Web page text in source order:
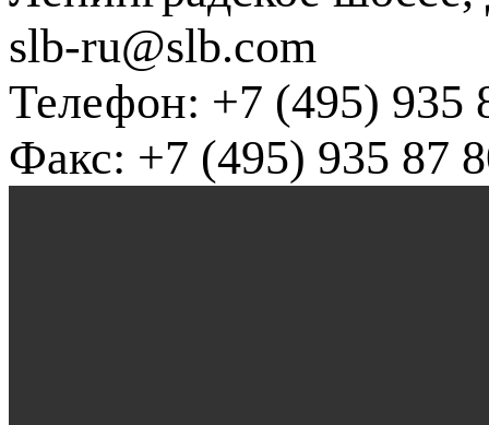
slb-ru@slb.com
Телефон: +7 (495) 935
Факс: +7 (495) 935 87